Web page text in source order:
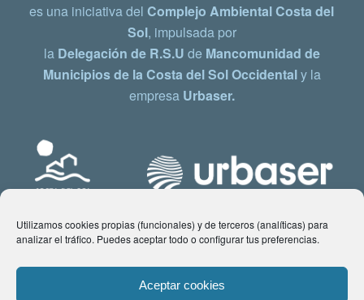
Utilizamos cookies propias (funcionales) y de terceros (analíticas) para
analizar el tráfico. Puedes aceptar todo o configurar tus preferencias.
Aceptar cookies
es una iniciativa delComplejo Ambiental Costa del
Sol, impulsada por
la Delegación de R.S.U de Mancomunidad de
Municipios de la Costa del Sol Occidentaly la
empresa Urbaser.